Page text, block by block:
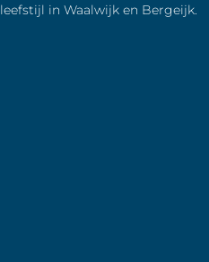
in Waalwijk en Bergeijk.